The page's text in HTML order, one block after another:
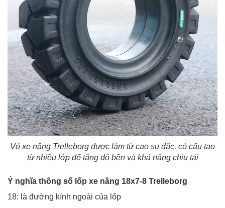
Vỏ xe nâng Trelleborg được làm từcao su đặc, có cấu tạo
từ nhiều lớp để tăng độ bền và khả năng chịu tải
Ý nghĩa thông số lốp xe nâng 18x7-8 Trelleborg
18: là đường kính ngoài của lốp